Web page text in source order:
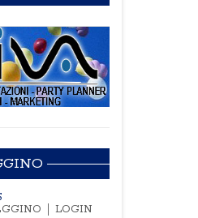
LOGIN